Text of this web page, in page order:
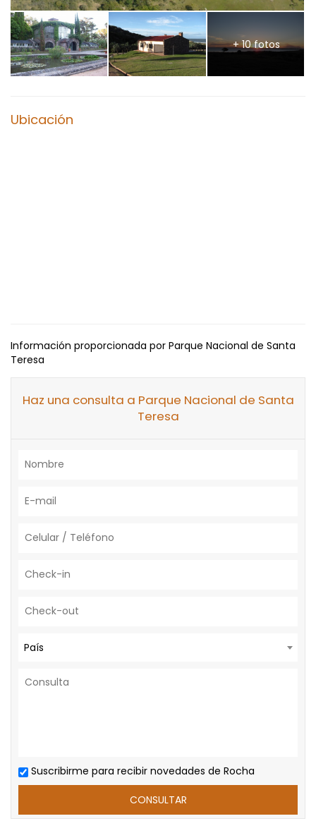
+ 10 fotos
Ubicación
Información proporcionada por Parque Nacional de Santa
Teresa
Haz una consulta a Parque Nacional de Santa
Teresa
País
Suscribirme para recibir novedades de Rocha